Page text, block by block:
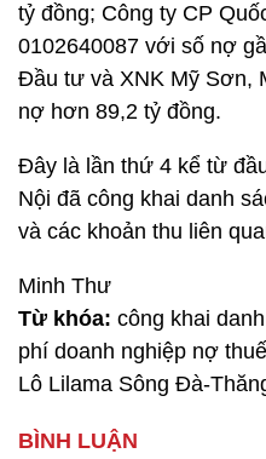
tỷ đồng; Công ty CP
0102640087 với số nợ
Đầu tư và XNK Mỹ Sơn,
nợ hơn 89,2 tỷ đồng.
Đây là lần thứ 4 kể từ
Nội đã công khai danh
và các khoản thu liên
Minh Thư
Từ khóa: công khai
phí doanh nghiệp nợ
Lô Lilama Sông Đà-